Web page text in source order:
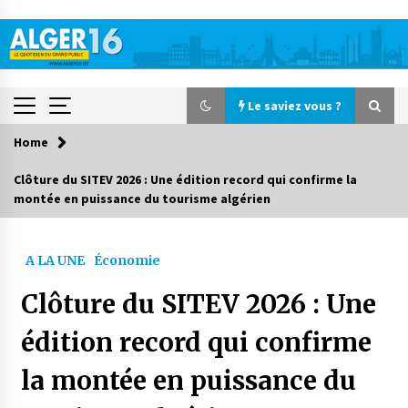
content
Le saviez vous ?
Le saviez vous ?
Accidents de la circulation : 11 décès et 243
Début des camps d’été pour un deuxième
groupe d’enfants autistes
Parking de la Promenade des Sablettes : Mis en
service de bornes automatiques
Home
Clôture du SITEV 2026 : Une édition record qui confirme la
montée en puissance du tourisme algérien
A LA UNE Économie
Clôture du SITEV 2026 : Une
édition record qui confirme
la montée en puissance du